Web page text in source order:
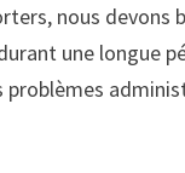
nous devons
une longue
problèmes